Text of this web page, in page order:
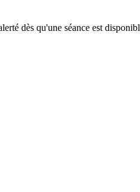
dès qu'une séance est